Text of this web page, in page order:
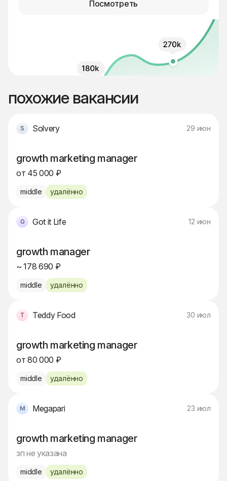
Посмотреть
похожие вакансии
Solvery 29 июн
growth marketing manager
от 45 000 ₽
middle удалённо
Got it Life 12 июн
growth manager
~ 178 690 ₽
middle удалённо
Teddy Food 30 июл
growth marketing manager
от 80 000 ₽
middle удалённо
Megapari 23 июл
growth marketing manager
зп не указана
middle удалённо